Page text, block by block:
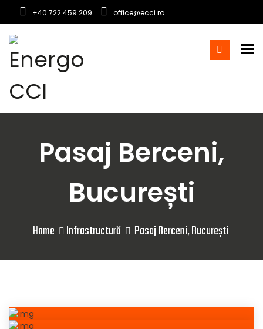
+40 722 459 209 office@ecci.ro
Pasaj Berceni,
București
Home Infrastructură Pasaj Berceni, București